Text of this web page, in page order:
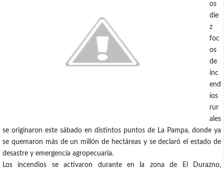
os
die
z
foc
os
de
inc
end
ios
rur
ales
se originaron este sábado en distintos puntos de La Pampa, donde ya
se quemaron más de un millón de hectáreas y se declaró el estado de
desastre y emergencia agropecuaria.
Los incendios se activaron durante en la zona de El Durazno,